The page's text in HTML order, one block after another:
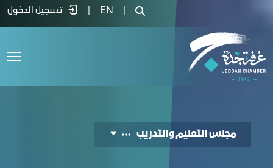
مجلس التعليم والتدريب - غرفة جدة
EN تسجيل الدخول
مجلس التعليم والتدريب